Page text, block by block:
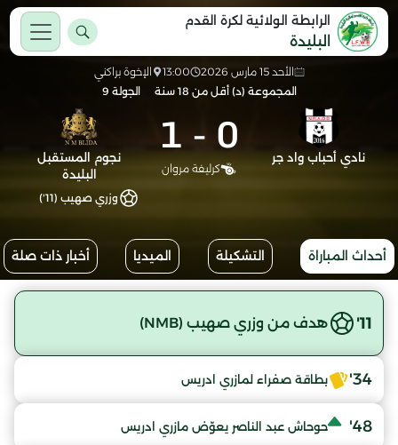
الرابطة الولائية لكرة القدم
البليدة
الأحد 15 مارس 2026 13:00
الإخوة براكني
المجموعة (د) أقل من 18 سنة
الجولة 9
نادي أحباب واد جر 0
-
1
كرليفة مروان
نجوم المستقبل
البليدة
وزري صهيب (11')
أحداث المباراة التشكيلة الميديا أخبار ذات صلة
11' هدف من وزري صهيب (NMB)
34' بطاقة صفراء لمازري ادريس
48' حوحاش عبد الناصر يعوّض مازري ادريس